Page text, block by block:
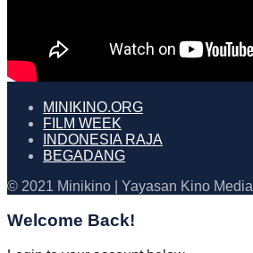
MINIKINO.ORG
FILM WEEK
INDONESIA RAJA
BEGADANG
© 2021 Minikino | Yayasan Kino Media
Welcome Back!